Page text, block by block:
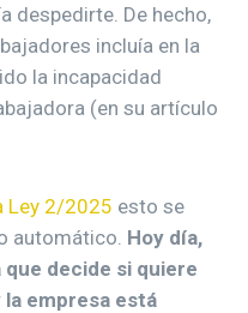
despedirte. De hecho,
incluía en la
la incapacidad
(en su artículo
Ley 2/2025 esto se
automático. Hoy día,
que decide si quiere
empresa está